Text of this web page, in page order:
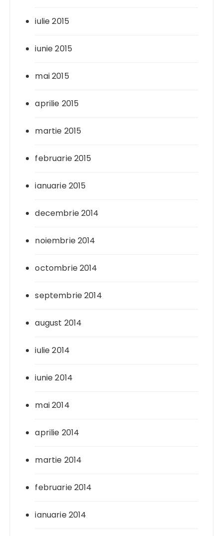
iulie 2015
iunie 2015
mai 2015
aprilie 2015
martie 2015
februarie 2015
ianuarie 2015
decembrie 2014
noiembrie 2014
octombrie 2014
septembrie 2014
august 2014
iulie 2014
iunie 2014
mai 2014
aprilie 2014
martie 2014
februarie 2014
ianuarie 2014